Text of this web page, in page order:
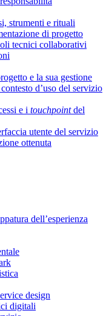
strumenti e rituali
di progetto
tecnici collaborativi
e la sua gestione
d’uso del servizio
e i touchpointdel
utente del servizio
ottenuta
dell’esperienza
design
digitali